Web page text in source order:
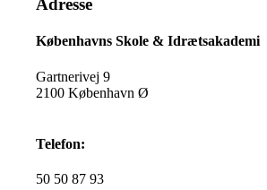
Adresse
Københavns Skole & Idrætsakademi
Gartnerivej 9
2100 København Ø
Telefon:
50 50 87 93